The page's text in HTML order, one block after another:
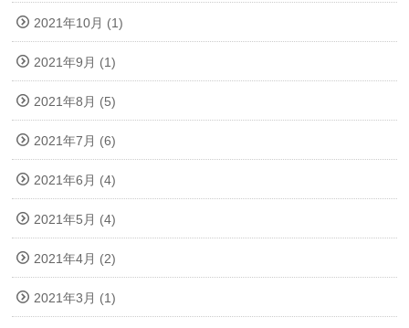
2021年10月 (1)
2021年9月 (1)
2021年8月 (5)
2021年7月 (6)
2021年6月 (4)
2021年5月 (4)
2021年4月 (2)
2021年3月 (1)